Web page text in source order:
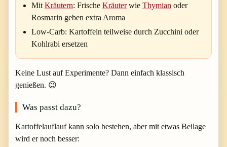
Mit Kräutern: Frische Kräuterwie Thymian oder
Rosmarin geben extra Aroma
Low-Carb: Kartoffeln teilweise durch Zucchini oder
Kohlrabi ersetzen
Keine Lust auf Experimente? Dann einfach klassisch
genießen. 😉
Was passt dazu?
Kartoffelauflauf kann solo bestehen, aber mit etwas Beilage
wird er noch besser: